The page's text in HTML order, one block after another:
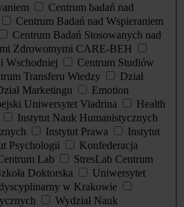
Centrum badań nad
Centrum Badań nad Wspieraniem
Centrum Badań Stosowanych nad
Zdrowotnymi CARE-BEH
Wschodniej
Centrum Studiów
Transferu Wiedzy
Dział
Marketingu
Emotion
Uniwersytet Viadrina
Health
Instytut Nauk Humanistycznych
Instytut Prawa
Instytut
Psychologii
Konfederacja
Lab
StresLab Centrum
Doktorska
Uniwersytet
w Krakowie
Wydział Nauk